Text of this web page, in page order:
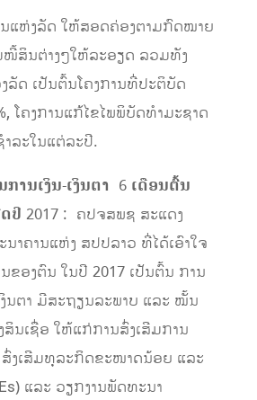
ແຫ່ງລັດ ໃຫ້​ສອດຄ່ອງ​ຕາມກົດໝາຍ
ໜີ້ສິນຕ່າງ​ໆໃຫ້ລະອຽດ ລວມທັງ
ລັດ ເປັນຕົ້ນໂຄງການທີ່ປະຕິບັດ
ໂຄງການ​ແກ້​ໄຂ​ໄພ​ພິບັດທຳ​ມະ​ຊາດ
ລະ​ໃນ​ແຕ່ລະ​ປີ.
ການເງິນ-​ເງິນຕາ ​6 ເດືອນຕົ້ນ
ປີ 2017 : ຄປຈສພຊ ສະ​ແດງ​
າຄານແຫ່ງ ສປປລາວ ທີ່ໄດ້ເອົາໃຈ
ຂອງຕົນ ໃນປີ 2017 ເປັນຕົ້ນ ການ
ງິນຕາ ມີສະຖຽນລະພາບ ແລະ ໝັ້ນ
ນເຊື່ອ ໃຫ້ແກ່ການສົ່ງເສີມການ
ງເສີມທຸລະກິດຂະໜາດນ້ອຍ ແລະ
ແລະ ວຽກງານພັດທະນາ